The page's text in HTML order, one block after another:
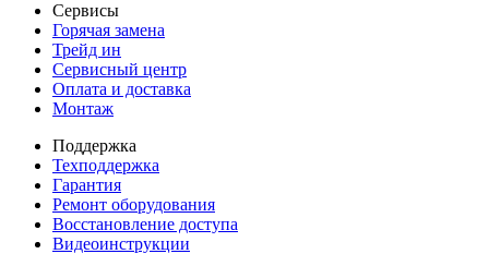
Сервисы
Горячая замена
Трейд ин
Сервисный центр
Оплата и доставка
Монтаж
Поддержка
Техподдержка
Гарантия
Ремонт оборудования
Восстановление доступа
Видеоинструкции